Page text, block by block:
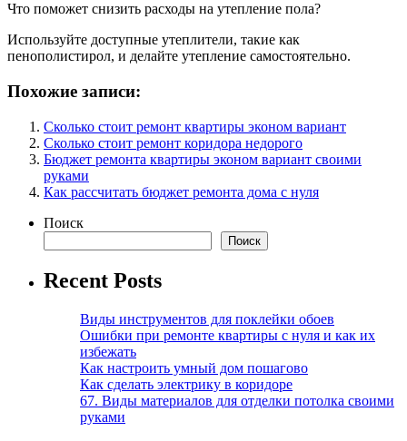
Что поможет снизить расходы на утепление пола?
Используйте доступные утеплители, такие как
пенополистирол, и делайте утепление самостоятельно.
Похожие записи:
Сколько стоит ремонт квартиры эконом вариант
Сколько стоит ремонт коридора недорого
Бюджет ремонта квартиры эконом вариант своими
руками
Как рассчитать бюджет ремонта дома с нуля
Поиск
Поиск
Recent Posts
Виды инструментов для поклейки обоев
Ошибки при ремонте квартиры с нуля и как их
избежать
Как настроить умный дом пошагово
Как сделать электрику в коридоре
67. Виды материалов для отделки потолка своими
руками